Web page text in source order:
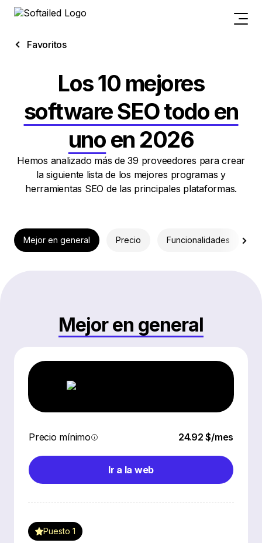
Favoritos
Los 10 mejores
software SEO todo en
unoen 2026
Hemos analizado más de 39 proveedores para crear
la siguiente lista de los mejores programas y
herramientas SEO de las principales plataformas.
Mejor en general Precio Funcionalidades
Mejor en general
Precio mínimo 24.92 $/mes
Ir a la web
Puesto 1